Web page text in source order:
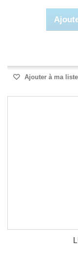
Ajouter à ma